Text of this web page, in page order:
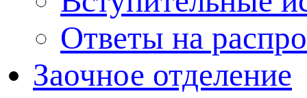
Ответы на
Заочное отделение